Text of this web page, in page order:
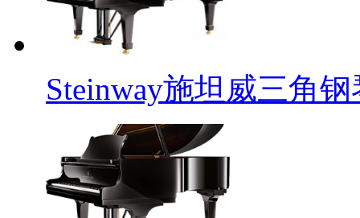
Steinway施坦威三角